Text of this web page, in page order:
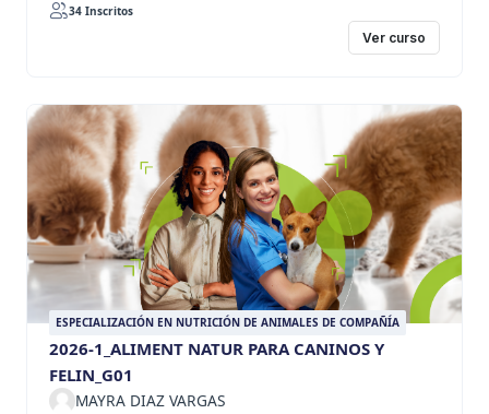
34 Inscritos
Ver curso
ESPECIALIZACIÓN EN NUTRICIÓN DE ANIMALES DE COMPAÑÍA
2026-1_ALIMENT NATUR PARA CANINOS Y
FELIN_G01
MAYRA DIAZ VARGAS